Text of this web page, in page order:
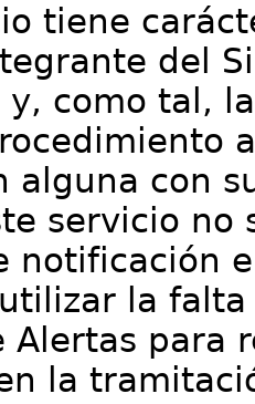
tiene
del
y, como tal,
alguna con
servicio no
notificación
la
Alertas para
la